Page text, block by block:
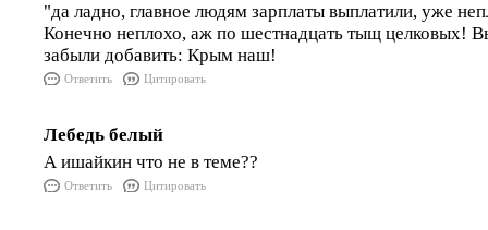
"да ладно, главное людям зарплаты выплатили, уже
Конечно неплохо, аж по шестнадцать тыщ целковых!
забыли добавить: Крым наш!
Ответить Цитировать
Лебедь белый
А ишайкин что не в теме??
Ответить Цитировать